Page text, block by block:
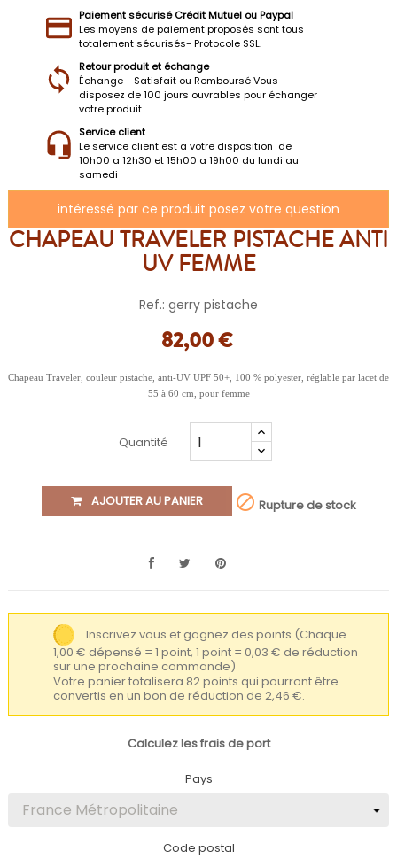
Paiement sécurisé Crédit Mutuel ou Paypal
Les moyens de paiement proposés sont tous
totalement sécurisés- Protocole SSL.
Retour produit et échange
Échange - Satisfait ou Remboursé Vous
disposez de 100 jours ouvrables pour échanger
votre produit
Service client
Le service client est a votre disposition de
10h00 a 12h30 et 15h00 a 19h00 du lundi au
samedi
intéressé par ce produit posez votre question
CHAPEAU TRAVELER PISTACHE ANTI
UV FEMME
Ref.: gerry pistache
82,00 €
Chapeau Traveler, couleur pistache, anti-UV UPF 50+, 100 % polyester, réglable par lacet de
55 à 60 cm, pour femme
Quantité
AJOUTER AU PANIER  Rupture de stock
Inscrivez vous et gagnez des points (Chaque
1,00 € dépensé = 1 point, 1 point = 0,03 € de réduction
sur une prochaine commande)
Votre panier totalisera 82 points qui pourront être
convertis en un bon de réduction de 2,46 €.
Calculez les frais de port
Pays
Code postal